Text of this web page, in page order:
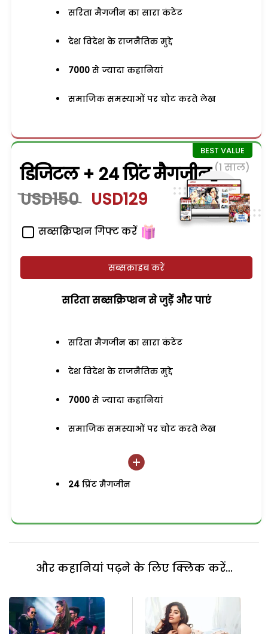
सरिता मैगजीन का सारा कंटेंट
देश विदेश के राजनैतिक मुद्दे
7000 से ज्यादा कहानियां
समाजिक समस्याओं पर चोट करते लेख
डिजिटल + 24 प्रिंट मैगजीन (1 साल)
USD150 USD129
सब्सक्रिप्शन गिफ्ट करें
सब्सक्राइब करें
सरिता सब्सक्रिप्शन से जुड़ेें और पाएं
सरिता मैगजीन का सारा कंटेंट
देश विदेश के राजनैतिक मुद्दे
7000 से ज्यादा कहानियां
समाजिक समस्याओं पर चोट करते लेख
24 प्रिंट मैगजीन
और कहानियां पढ़ने के लिए क्लिक करें...